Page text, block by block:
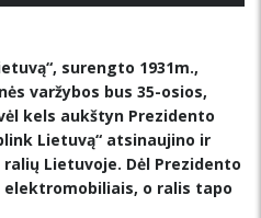
surengto 1931m.,
varžybos bus 35-osios,
kels aukštyn Prezidento
Lietuvą“ atsinaujino ir
ralių Lietuvoje. Dėl Prezidento
o ralis tapo